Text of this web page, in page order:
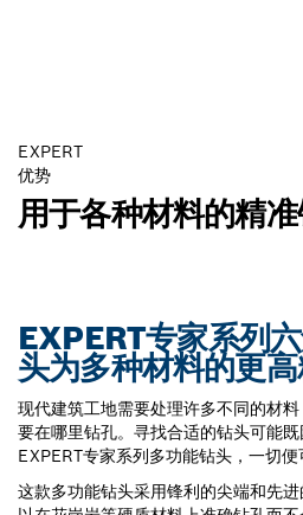
EXPERT
优势
用于各种材料的精
EXPERT专家系列
头为多种材料的更
现代建筑工地需要处理许多不同的材
要在哪里钻孔。寻找合适的钻头可能
EXPERT专家系列多功能钻头，一切便
这款多功能钻头采用锋利的尖端和先